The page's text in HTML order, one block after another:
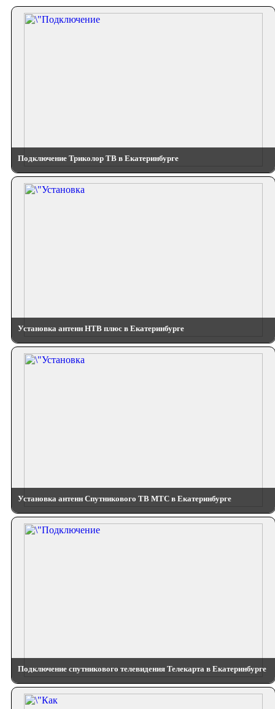
Подключение Триколор ТВ в Екатеринбурге
Установка антенн НТВ плюс в Екатеринбурге
Установка антенн Спутникового ТВ МТС в Екатеринбурге
Подключение спутникового телевидения Телекарта в Екатеринбурге